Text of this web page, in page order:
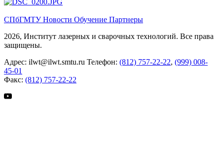
СПбГМТУНовости Обучение Партнеры
2026, Институт лазерных и сварочных технологий. Все права
защищены.
Адрес: ilwt@ilwt.smtu.ru Телефон: (812) 757-22-22, (999) 008-
45-01
Факс: (812) 757-22-22